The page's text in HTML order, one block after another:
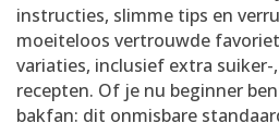
instructies, slimme tips en
moeiteloos vertrouwde
variaties, inclusief extra
recepten. Of je nu beginner
bakfan: dit onmisbare